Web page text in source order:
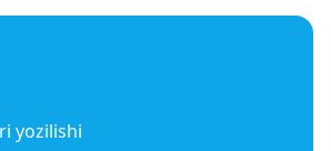
yozilishi